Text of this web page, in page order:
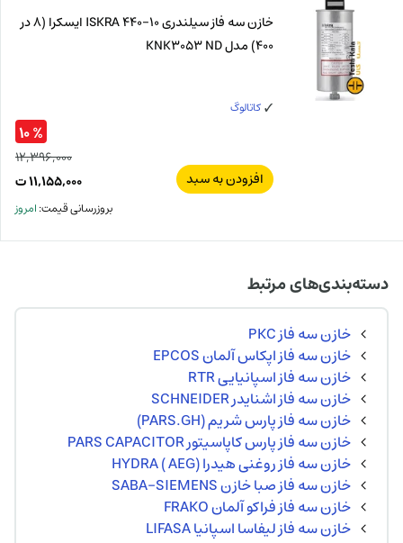
خازن سه فاز سیلندری 10-440 ISKRA ایسکرا (8 در
400) مدل KNK3053 ND
کاتالوگ
افزودن به سبد
۱۲,۳۹۶,۰۰۰
۱۱,۱۵۵,۰۰۰ت
% ۱۰
بروزرسانی قیمت:امروز
دسته‌بندی‌های مرتبط
خازن سه فاز PKC
خازن سه فاز اپکاس آلمان EPCOS
خازن سه فاز اسپانیایی RTR
خازن سه فاز اشنایدر SCHNEIDER
خازن سه فاز پارس شریم (PARS.GH)
خازن سه فاز پارس کاپاسیتور PARS CAPACITOR
خازن سه فاز روغنی هیدرا (HYDRA ( AEG
خازن سه فاز صبا خازن SABA-SIEMENS
خازن سه فاز فراکو آلمان FRAKO
خازن سه فاز لیفاسا اسپانیا LIFASA